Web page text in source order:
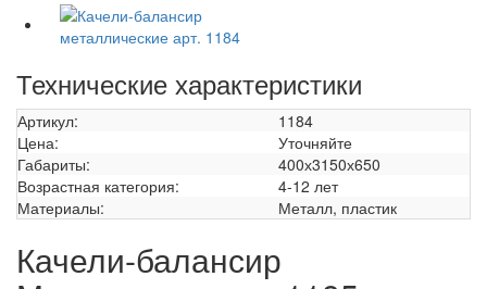
Технические характеристики
Артикул:
1184
Цена:
Уточняйте
Габариты:
400х3150х650
Возрастная категория:
4-12 лет
Материалы:
Металл, пластик
Качели-балансир